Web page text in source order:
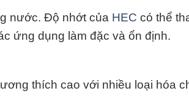
nước. Độ nhớt của HEC có thể
ứng dụng làm đặc và ổn định.
thích cao với nhiều loại hóa